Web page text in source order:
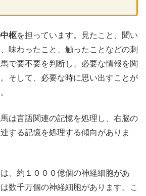
枢を担っています。見たこと、聞い
味わったこと、触ったことなどの刺
で要不要を判断し、必要な情報を関
そして、必要な時に思い出すことが
は言語関連の記憶を処理し、右脳の
する記憶を処理する傾向がありま
、約１０００億個の神経細胞があ
数千万個の神経細胞があります。こ